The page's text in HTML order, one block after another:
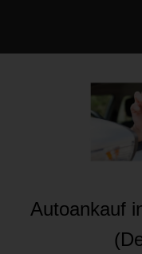
Autoankauf